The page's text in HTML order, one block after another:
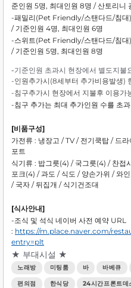
준인원 5명, 최대인원 8명 / 산토리니
-패밀리(Pet Friendly/스탠다드/침대
/기준인원 4명, 최대인원 6명
-스위트(Pet Friendly/스탠다드/침대
/기준인원 5명, 최대인원 8명
-기준인원 초과시 현장에서 별도지불
-인원추가시(8세부터 추가비용발생)
-침구추가시 현장에서 지불후 이용가
-침구 추가는 최대 추가인원 수를 초
[비품구성]
가전류 : 냉장고 / TV / 전기쿡탑 / 드
포트
식기류 : 밥그릇(4) / 국그릇(4) / 찬
포크(4) / 과도 / 식도 / 양손가위 / 와
/ 국자 / 뒤집개 / 식기건조대
[식사안내]
-조식 및 석식 네이버 사전 예약 URL
: https://m.place.naver.com/
entry=plt
★ 부대시설 ★
노래방 미팅룸 바 바베큐
편의점 한식당 24시간프론트데